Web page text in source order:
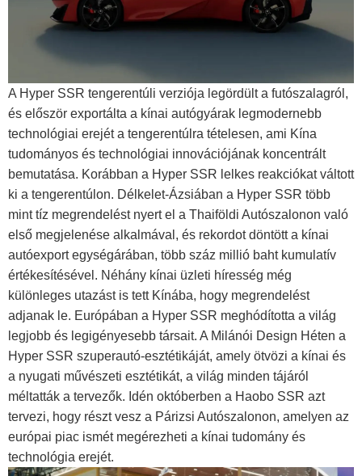
A Hyper SSR tengerentúli verziója legördült a futószalagról,
és először exportálta a kínai autógyárak legmodernebb
technológiai erejét a tengerentúlra tételesen, ami Kína
tudományos és technológiai innovációjának koncentrált
bemutatása. Korábban a Hyper SSR lelkes reakciókat váltott
ki a tengerentúlon. Délkelet-Ázsiában a Hyper SSR több
mint tíz megrendelést nyert el a Thaiföldi Autószalonon való
első megjelenése alkalmával, és rekordot döntött a kínai
autóexport egységárában, több száz millió baht kumulatív
értékesítésével. Néhány kínai üzleti híresség még
különleges utazást is tett Kínába, hogy megrendelést
adjanak le. Európában a Hyper SSR meghódította a világ
legjobb és legigényesebb társait. A Milánói Design Héten a
Hyper SSR szuperautó-esztétikáját, amely ötvözi a kínai és
a nyugati művészeti esztétikát, a világ minden tájáról
méltatták a tervezők. Idén októberben a Haobo SSR azt
tervezi, hogy részt vesz a Párizsi Autószalonon, amelyen az
európai piac ismét megérezheti a kínai tudomány és
technológia erejét.